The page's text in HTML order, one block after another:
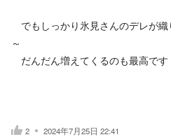
でもしっかり氷見さんのデレが
～
だんだん増えてくるのも最高です
2 2024年7月25日 22:41